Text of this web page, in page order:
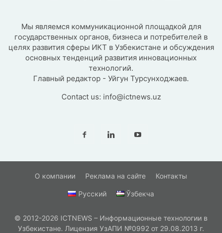
Мы являемся коммуникационной площадкой для
государственных органов, бизнеса и потребителей в
целях развития сферы ИКТ в Узбекистане и обсуждения
основных тенденций развития инновационных
технологий.
Главный редактор - Уйгун Турсунходжаев.
Contact us: info@ictnews.uz
О компании Реклама на сайте Контакты
Русский Ўзбекча
© 2012-2026 ICTNEWS – Информационные технологии в
Узбекистане. Лицензия УзАПИ №0992 от 29.08.2013 г.